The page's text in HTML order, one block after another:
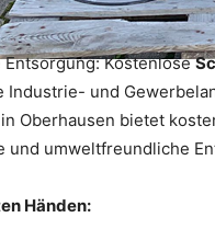
Kostenlose
Industrie- und
Oberhausen bietet
und umweltfreundliche
Händen: